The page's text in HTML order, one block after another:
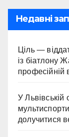
Недавні
Ціль —
із біатлону
професійній
У Львівській
долучитися